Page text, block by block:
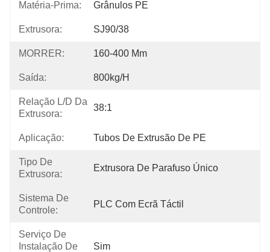
Matéria-Prima: Grânulos PE
Extrusora: SJ90/38
MORRER: 160-400 Mm
Saída: 800kg/h
Relação L/D Da
Extrusora:
38:1
Aplicação: Tubos De Extrusão De PE
Tipo De
Extrusora:
Extrusora De Parafuso Único
Sistema De
Controle:
PLC Com Ecrã Táctil
Serviço De
Instalação De
Sim